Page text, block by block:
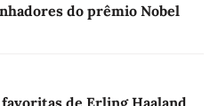
do prêmio Nobel
favoritas de Erling Haaland